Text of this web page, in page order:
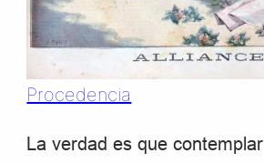
Procedencia
La verdad es que